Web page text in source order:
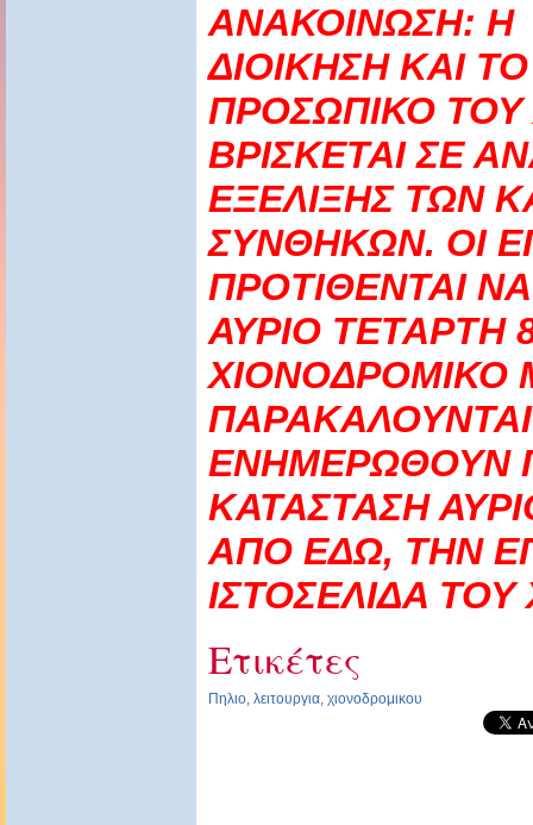
ΑΝΑΚΟΙΝΩΣΗ: Η
ΔΙΟΙΚΗΣΗ ΚΑΙ ΤΟ
ΠΡΟΣΩΠΙΚΟ ΤΟΥ
ΒΡΙΣΚΕΤΑΙ ΣΕ
ΕΞΕΛΙΞΗΣ ΤΩΝ
ΣΥΝΘΗΚΩΝ. ΟΙ
ΠΡΟΤΙΘΕΝΤΑΙ
ΑΥΡΙΟ ΤΕΤΑΡΤΗ
ΧΙΟΝΟΔΡΟΜΙΚΟ
ΕΝΗΜΕΡΩΘΟΥΝ
ΚΑΤΑΣΤΑΣΗ
ΑΠΟ ΕΔΩ, ΤΗΝ
ΙΣΤΟΣΕΛΙΔΑ ΤΟΥ
Ετικέτες
Πηλιο, λειτουργια, χιονοδρομικου